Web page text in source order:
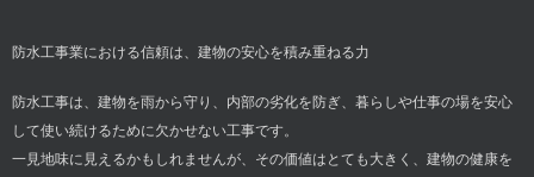
防水工事業における信頼は、建物の安心を積み重ねる力
防水工事は、建物を雨から守り、内部の劣化を防ぎ、暮らしや仕事の場を安心
して使い続けるために欠かせない工事です。
一見地味に見えるかもしれませんが、その価値はとても大きく、建物の健康を